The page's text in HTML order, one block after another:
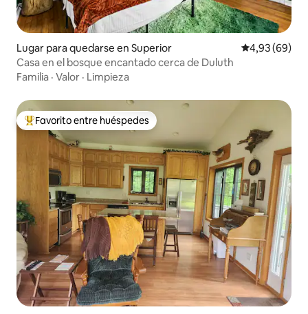
Lugar para quedarse en Superior Calificación
4,93 (69)
Casa en el bosque encantado cerca de Duluth
Familia · Valor · Limpieza
Favorito entre los huéspedes más destacados
Favorito entre huéspedes